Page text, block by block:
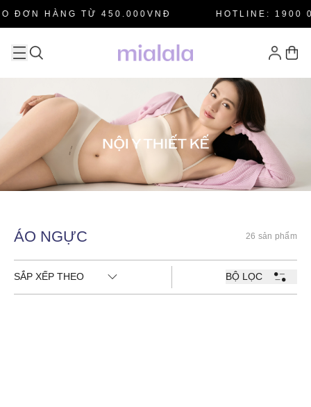
ĐƠN HÀNG TỪ 450.000VNĐ HOTLINE: 1900
ÁO NGỰC 26 sản phẩm
SẮP XẾP THEO BỘ LỌC